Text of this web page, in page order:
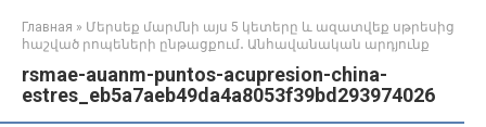
Главная » Մերսեք մարմնի այս 5 կետերը և ազատվեք սթրեսից
հաշված րոպեների ընթացքում․ Անհավանական արդյունք
rsmae-auanm-puntos-acupresion-china-
estres_eb5a7aeb49da4a8053f39bd293974026